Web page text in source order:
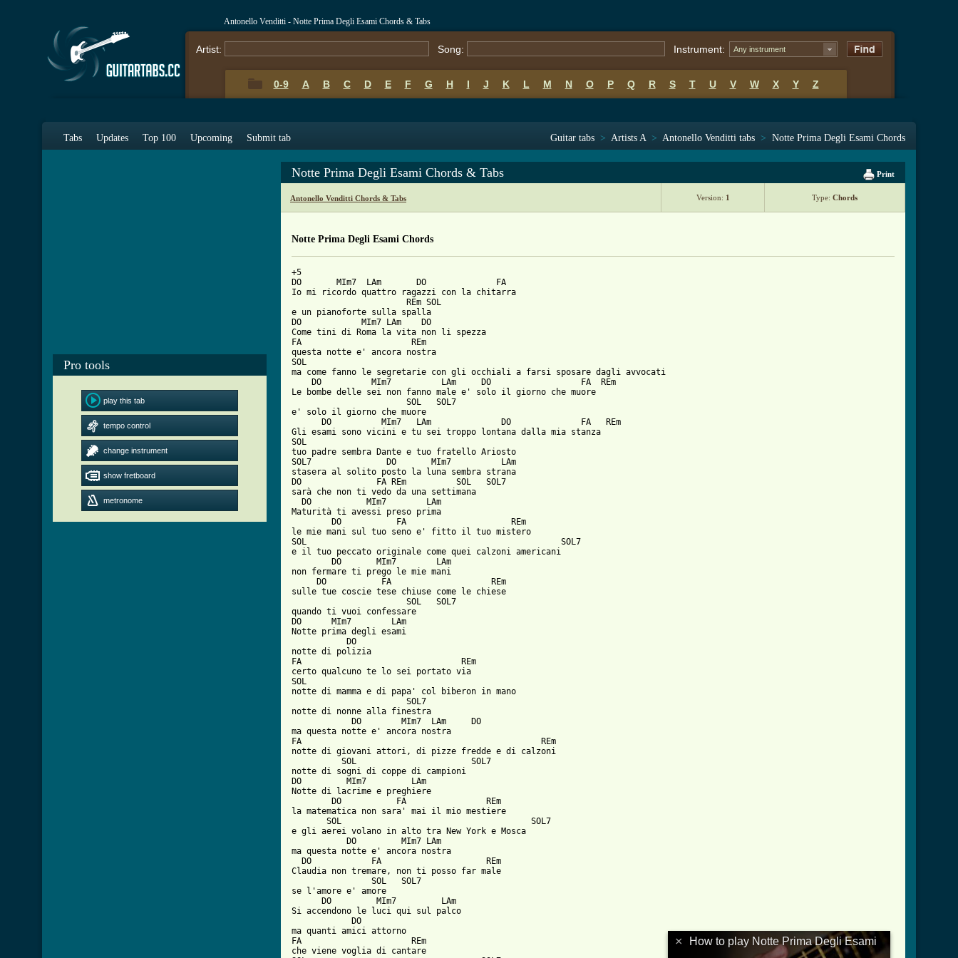
Antonello Venditti - Notte Prima Degli Esami Chords & Tabs
Artist: Song: Instrument: Any instrument
0-9 A B C D E F G H I J K L M N O P Q R S T U V W X Y Z
Tabs Updates Top 100 Upcoming Submit tab Guitar tabs > Artists A > Antonello Venditti tabs > Notte Prima Degli Esami Chords
Pro tools
play this tab
tempo control
change instrument
show fretboard
metronome
Print
Notte Prima Degli Esami Chords & Tabs
Antonello Venditti Chords & Tabs Version: 1 Type: Chords
Notte Prima Degli Esami Chords
+5
DO       MIm7  LAm       DO              FA
Io mi ricordo quattro ragazzi con la chitarra
                       REm SOL
e un pianoforte sulla spalla
DO            MIm7 LAm    DO
Come tini di Roma la vita non li spezza
FA                      REm
questa notte e' ancora nostra
SOL
ma come fanno le segretarie con gli occhiali a farsi sposare dagli avvocati
    DO          MIm7          LAm     DO                  FA  REm
Le bombe delle sei non fanno male e' solo il giorno che muore
                       SOL   SOL7
e' solo il giorno che muore
      DO          MIm7   LAm              DO              FA   REm
Gli esami sono vicini e tu sei troppo lontana dalla mia stanza
SOL
tuo padre sembra Dante e tuo fratello Ariosto
SOL7               DO       MIm7          LAm
stasera al solito posto la luna sembra strana
DO               FA REm          SOL   SOL7
sarà che non ti vedo da una settimana
  DO           MIm7        LAm
Maturità ti avessi preso prima
        DO           FA                     REm
le mie mani sul tuo seno e' fitto il tuo mistero
SOL                                                   SOL7
e il tuo peccato originale come quei calzoni americani
        DO       MIm7        LAm
non fermare ti prego le mie mani
     DO           FA                    REm
sulle tue coscie tese chiuse come le chiese
                       SOL   SOL7
quando ti vuoi confessare
DO      MIm7        LAm
Notte prima degli esami
           DO
notte di polizia
FA                                REm
certo qualcuno te lo sei portato via
SOL
notte di mamma e di papa' col biberon in mano
                       SOL7
notte di nonne alla finestra
            DO        MIm7  LAm     DO
ma questa notte e' ancora nostra
FA                                                REm
notte di giovani attori, di pizze fredde e di calzoni
          SOL                       SOL7
notte di sogni di coppe di campioni
DO         MIm7         LAm
Notte di lacrime e preghiere
        DO           FA                REm
la matematica non sara' mai il mio mestiere
       SOL                                      SOL7
e gli aerei volano in alto tra New York e Mosca
           DO         MIm7 LAm
ma questa notte e' ancora nostra
  DO            FA                     REm
Claudia non tremare, non ti posso far male
                SOL   SOL7
se l'amore e' amore
      DO         MIm7         LAm
Si accendono le luci qui sul palco
            DO
ma quanti amici attorno
FA                      REm
che viene voglia di cantare
× How to play Notte Prima Degli Esami